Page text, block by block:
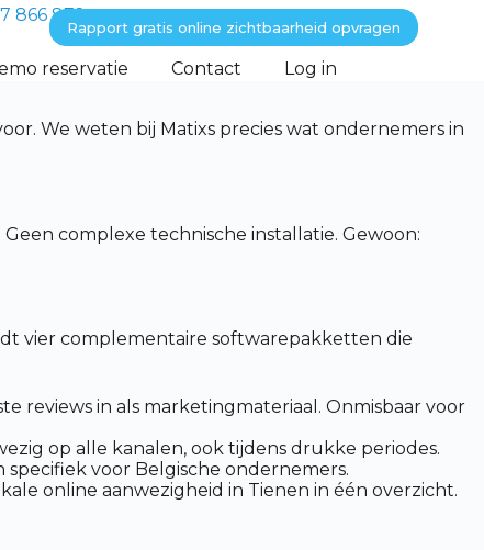
866 872
Rapport gratis online zichtbaarheid opvragen
reservatie Contact
Log in
We weten bij Matixs precies wat ondernemers in
complexe technische installatie. Gewoon:
vier complementaire softwarepakketten die
reviews in als marketingmateriaal. Onmisbaar voor
op alle kanalen, ook tijdens drukke periodes.
voor Belgische ondernemers.
online aanwezigheid in Tienen in één overzicht.